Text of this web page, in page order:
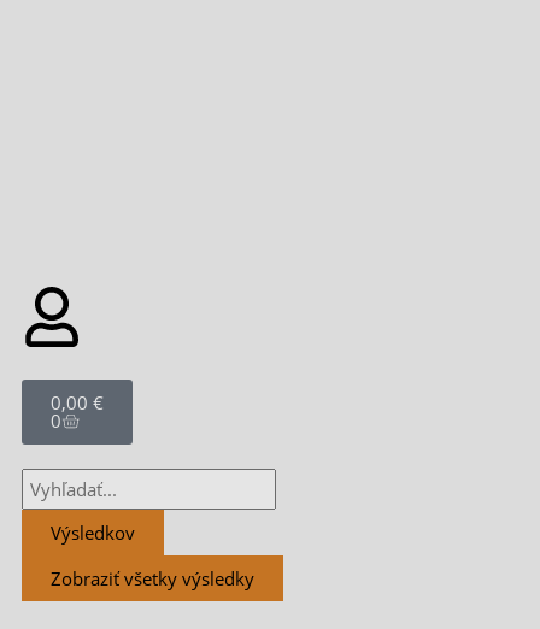
0,00 €
0
Cart
Search
...
Výsledkov
Zobraziť všetky výsledky